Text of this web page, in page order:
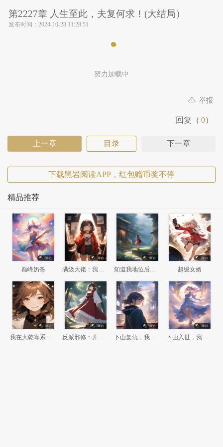
第2227章 人生至此，夫复何求！(大结局）
发布时间： 2024-10-28 11:28:51
努力加载中
举报
回复（ 0）
上一章 目录 下一章
下载黑岩阅读APP，红包赠币奖不停
精品推荐
巅峰奶爸 满级大佬：我竟然回了新手村 知道我地位后，前妻悔哭了 超级女婿
我在大乾靠系统偷偷无敌 反派邪修：开局我是瘸腿老头 下山复仇，我是世间最后的龙王 下山入世，我的手段能通神